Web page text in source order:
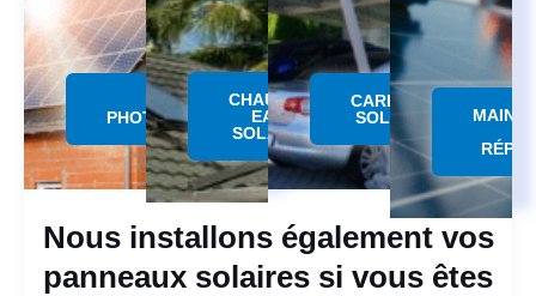
PANNEAU
PHOTOVOLTAÏQUE
CHAUFFE
EAU
SOLAIRE
CARPORT
SOLAIRE
Nous installons également vos
panneaux solaires si vous êtes